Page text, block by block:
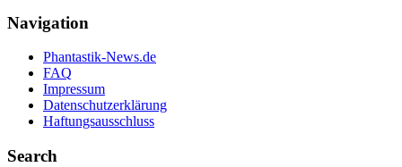
Navigation
Phantastik-News.de
FAQ
Impressum
Datenschutzerklärung
Haftungsausschluss
Search